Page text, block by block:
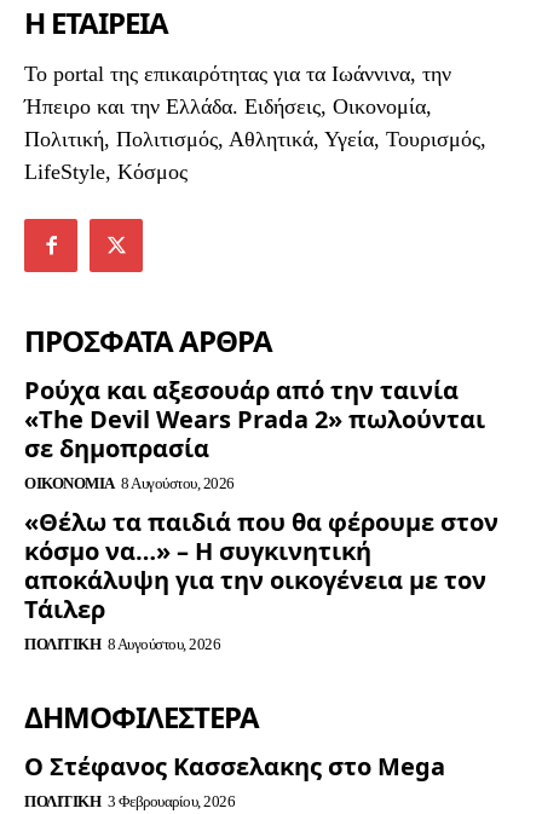
Η ΕΤΑΙΡΕΙΑ
To portal της επικαιρότητας για τα Ιωάννινα, την
Ήπειρο και την Ελλάδα. Ειδήσεις, Οικονομία,
Πολιτική, Πολιτισμός, Αθλητικά, Υγεία, Τουρισμός,
LifeStyle, Κόσμος
ΠΡΟΣΦΑΤΑ ΑΡΘΡΑ
Ρούχα και αξεσουάρ από την ταινία
«The Devil Wears Prada 2» πωλούνται
σε δημοπρασία
ΟΙΚΟΝΟΜΊΑ 8 Αυγούστου, 2026
«Θέλω τα παιδιά που θα φέρουμε στον
κόσμο να…» – Η συγκινητική
αποκάλυψη για την οικογένεια με τον
Τάιλερ
ΠΟΛΙΤΙΚΉ 8 Αυγούστου, 2026
ΔΗΜΟΦΙΛΈΣΤΕΡΑ
Ο Στέφανος Κασσελακης στο Mega
ΠΟΛΙΤΙΚΉ 3 Φεβρουαρίου, 2026